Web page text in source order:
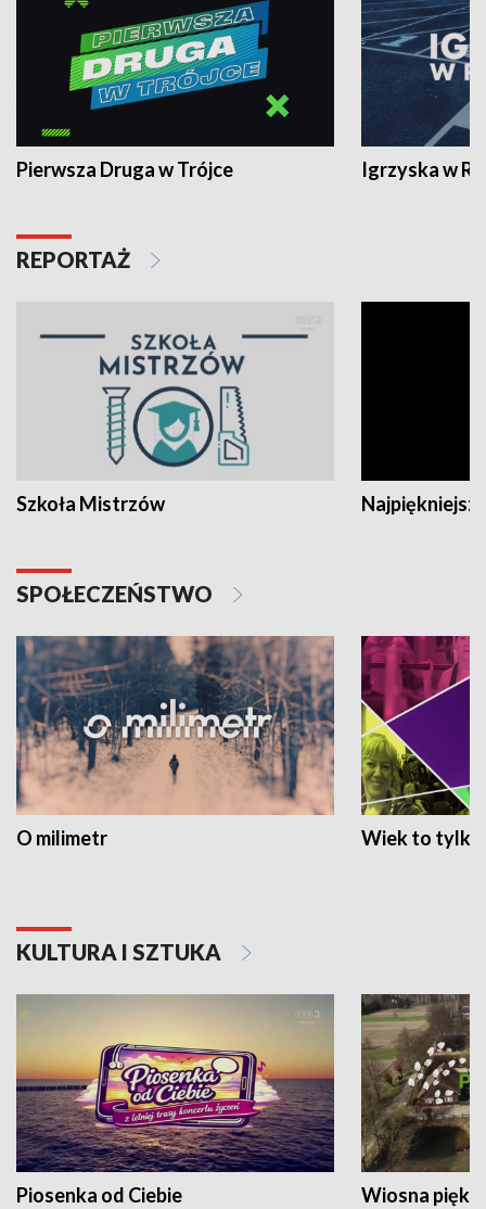
Pierwsza Druga w Trójce Igrzyska w
REPORTAŻ
Szkoła Mistrzów
SPOŁECZEŃSTWO
O milimetr Wiek to tylko
KULTURA I SZTUKA
Piosenka od Ciebie Wiosna